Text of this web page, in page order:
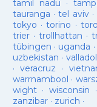
tamil nadu ·
tauranga ·tel aviv·
tokyo ·torino ·
trier· trollhattan ·
tübingen · uganda ·
uzbekistan ·
· veracruz ·
warrnambool ·
wight· wisconsin
zanzibar· zurich ·